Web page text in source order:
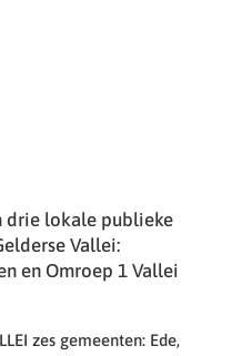
drie lokale publieke
Vallei:
en Omroep 1 Vallei
zes gemeenten: Ede,